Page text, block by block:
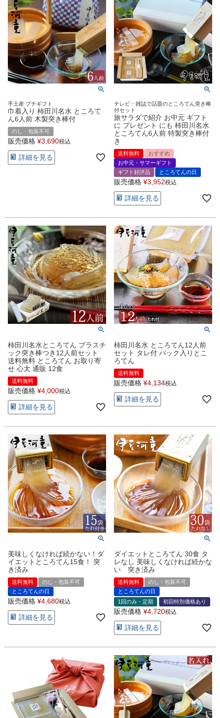
手土産 プチギフト
巾着入り 柿田川名水 ところて
ん6人前 木製突き棒付
のし・包装不可
販売価格 ¥3,690税込
詳細を見る
テレビ・雑誌で話題のところてん突き棒
付セット
旅サラダで紹介 お中元 ギフト
に プレゼント にも 柿田川名水
ところてん6人前 特製突き棒付
き
送料無料
おすすめ
お中元・サマーギフト
ギフト好評品
ところてんの日
販売価格 ¥3,952税込
詳細を見る
柿田川名水ところてん プラスチ
ック突き棒つき12人前セット
送料無料 ところてん お取り寄
せ 心太 通販 12食
送料無料
販売価格 ¥4,000税込
詳細を見る
柿田川名水 ところてん12人前
セット タレ付 パック入りとこ
ろてん
送料無料
販売価格 ¥4,134税込
詳細を見る
美味しくなければ続かない！ダ
イエットところてん15食！ 突
き済み
送料無料
のし・包装不可
ところてんの日
販売価格 ¥4,680税込
詳細を見る
ダイエットところてん 30食 タ
レなし 美味しくなければ続かな
い 突き済み
送料無料
のし・包装不可
ところてんの日
1回のみ・定期
初回特別価格あり
販売価格 ¥4,720税込
詳細を見る